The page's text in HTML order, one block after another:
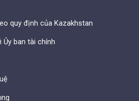
quy định của Kazakhstan
ban tài chính